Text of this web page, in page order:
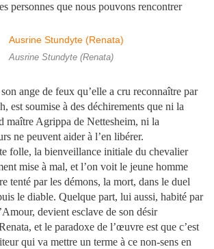
personnes que nous pouvons rencontrer
Ausrine Stundyte (Renata)
ange de feux qu’elle a cru reconnaître par
est soumise à des déchirements que ni la
maître Agrippa de Nettesheim, ni la
ne peuvent aider à l’en libérer.
folle, la bienveillance initiale du chevalier
mise à mal, et l’on voit le jeune homme
tenté par les démons, la mort, dans le duel
le diable. Quelque part, lui aussi, habité par
devient esclave de son désir
et le paradoxe de l’œuvre est que c’est
qui va mettre un terme à ce non-sens en